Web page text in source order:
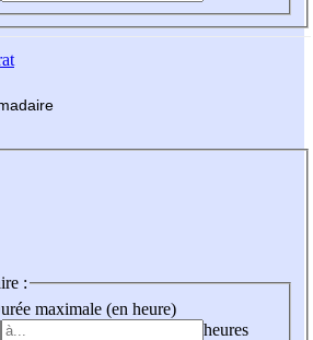
:
maximale (en heure)
heures